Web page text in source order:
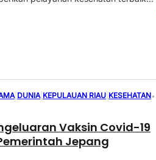
| DUNIA| KEPULAUAN RIAU KESEHATAN•
Vaksin Covid-19
Jepang